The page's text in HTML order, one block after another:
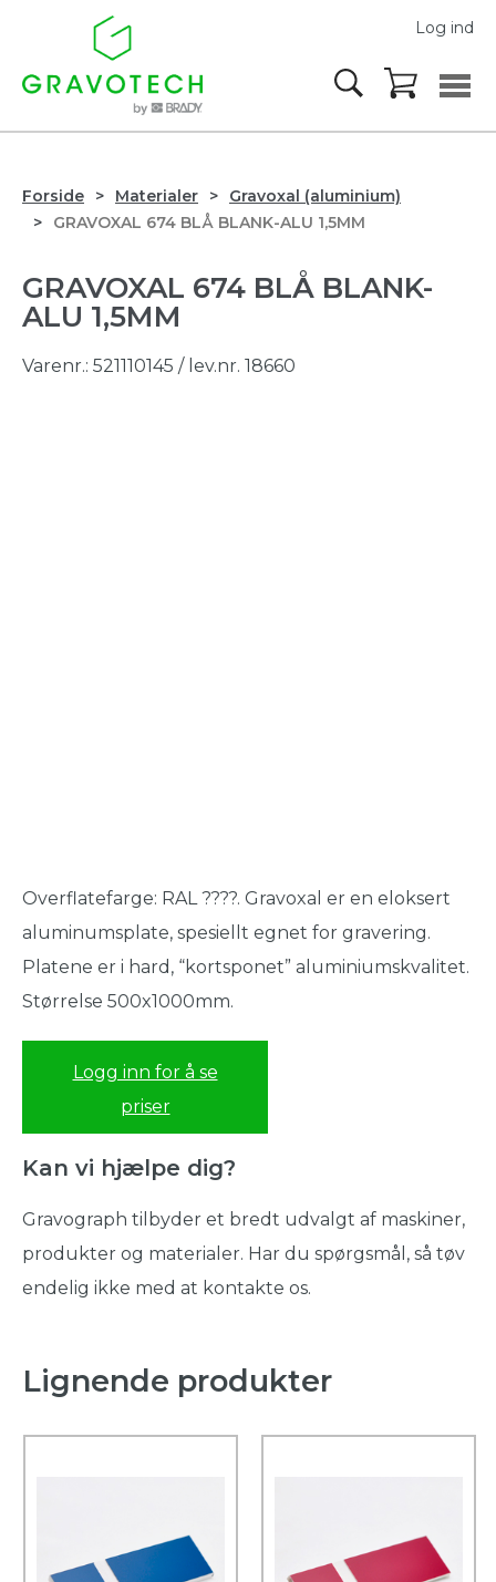
Log ind
Forside Materialer
Gravoxal (aluminium)
GRAVOXAL 674 BLÅ BLANK-ALU 1,5MM
GRAVOXAL 674 BLÅ BLANK-
ALU 1,5MM
Varenr.: 521110145 / lev.nr. 18660
Overflatefarge: RAL ????. Gravoxal er en eloksert
aluminumsplate, spesiellt egnet for gravering.
Platene er i hard, “kortsponet” aluminiumskvalitet.
Størrelse 500x1000mm.
Logg inn for å se
priser
Kan vi hjælpe dig?
Gravograph tilbyder et bredt udvalgt af maskiner,
produkter og materialer. Har du spørgsmål, så tøv
endelig ikke med at kontakte os.
Lignende produkter